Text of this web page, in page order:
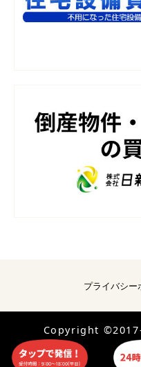
プライバシー
Copyright ©2017-